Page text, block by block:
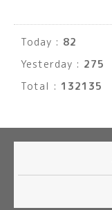
Today : 82
Yesterday : 275
Total : 132135